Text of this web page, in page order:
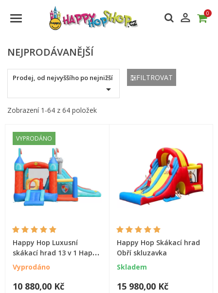
 0
NEJPRODÁVANĚJŠÍ
Prodej, od nejvyššího po nejnižší

FILTROVAT
Zobrazení 1-64 z 64 položek
VYPRODÁNO
Happy Hop Luxusní
skákací hrad 13 v 1 Happy
Hop velký skákací hrad
Vyprodáno
10 880,00 Kč
Happy Hop Skákací hrad
Obří skluzavka
Skladem
15 980,00 Kč